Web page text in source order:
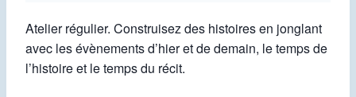
Atelier régulier. Construisez des histoires en jonglant
avec les évènements d’hier et de demain, le temps de
l’histoire et le temps du récit.